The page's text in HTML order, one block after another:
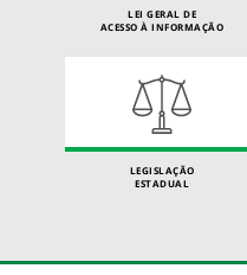
LEI GERAL DE
ACESSO À INFORMAÇÃO
LEGISLAÇÃO
ESTADUAL